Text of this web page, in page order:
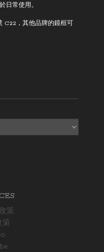
日常使用。
C22，其他品牌的鏡框可
策
策